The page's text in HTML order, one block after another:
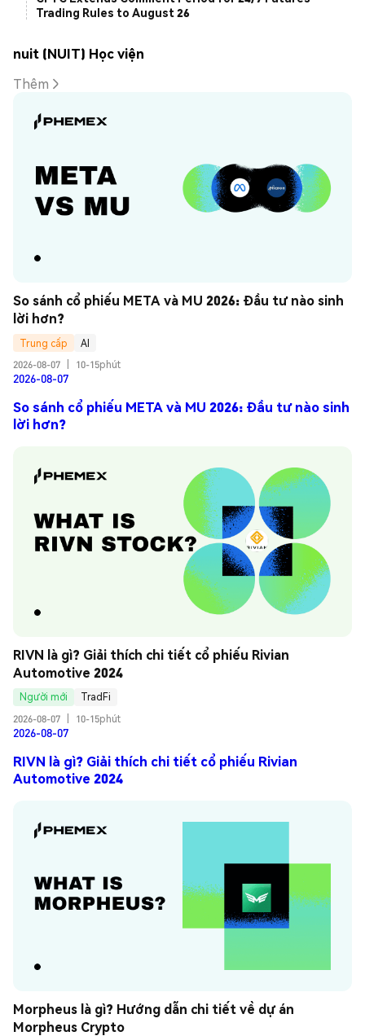
Trading Rules to August 26
nuit (NUIT) Học viện
Thêm
So sánh cổ phiếu META và MU 2026: Đầu tư nào sinh
lời hơn?
Trung cấp
AI
2026-08-07
10-15phút
2026-08-07
So sánh cổ phiếu META và MU 2026: Đầu tư nào sinh
lời hơn?
RIVN là gì? Giải thích chi tiết cổ phiếu Rivian
Automotive 2024
Người mới
TradFi
2026-08-07
10-15phút
2026-08-07
RIVN là gì? Giải thích chi tiết cổ phiếu Rivian
Automotive 2024
Morpheus là gì? Hướng dẫn chi tiết về dự án
Morpheus Crypto